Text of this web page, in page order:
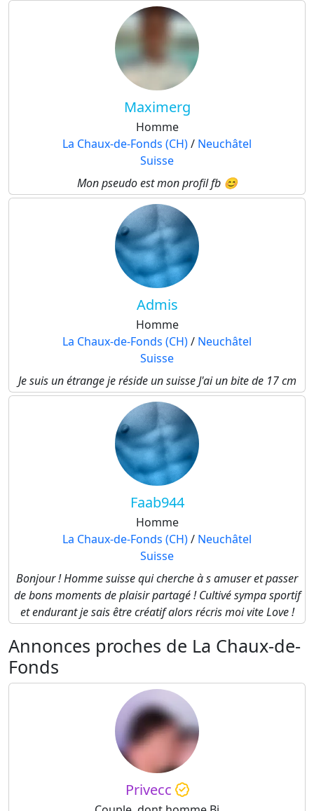
Maximerg
Homme
La Chaux-de-Fonds (CH)/ Neuchâtel
Suisse
Mon pseudo est mon profil fb 😊
Admis
Homme
La Chaux-de-Fonds (CH)/ Neuchâtel
Suisse
Je suis un étrange je réside un suisse J'ai un bite de 17 cm
Faab944
Homme
La Chaux-de-Fonds (CH)/ Neuchâtel
Suisse
Bonjour ! Homme suisse qui cherche à s amuser et passer
de bons moments de plaisir partagé ! Cultivé sympa sportif
et endurant je sais être créatif alors récris moi vite Love !
Annonces proches de La Chaux-de-
Fonds
Privecc